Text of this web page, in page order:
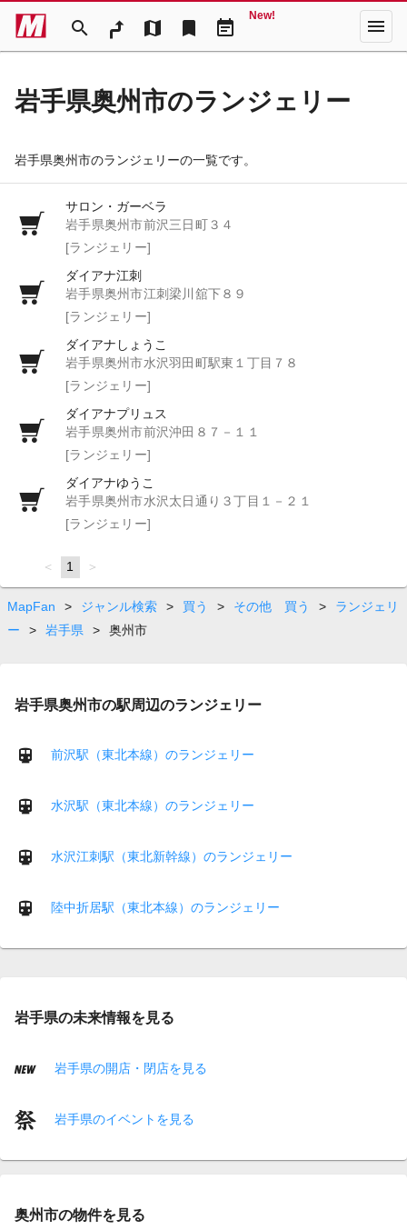
search map bookmark event_note
New! menu
岩手県奥州市のランジェリー
岩手県奥州市のランジェリーの一覧です。
サロン・ガーベラ
岩手県奥州市前沢三日町３４
[ランジェリー]
ダイアナ江刺
岩手県奥州市江刺梁川舘下８９
[ランジェリー]
ダイアナしょうこ
岩手県奥州市水沢羽田町駅東１丁目７８
[ランジェリー]
ダイアナプリュス
岩手県奥州市前沢沖田８７－１１
[ランジェリー]
ダイアナゆうこ
岩手県奥州市水沢太日通り３丁目１－２１
[ランジェリー]
page
You're
on
page
1 page
MapFan > ジャンル検索 > 買う > その他 買う >
ランジェリ
ー
> 岩手県 > 奥州市
岩手県奥州市の駅周辺のランジェリー
前沢駅（東北本線）のランジェリー
水沢駅（東北本線）のランジェリー
水沢江刺駅（東北新幹線）のランジェリー
陸中折居駅（東北本線）のランジェリー
岩手県の未来情報を見る
岩手県の開店・閉店を見る
岩手県のイベントを見る
奥州市の物件を見る